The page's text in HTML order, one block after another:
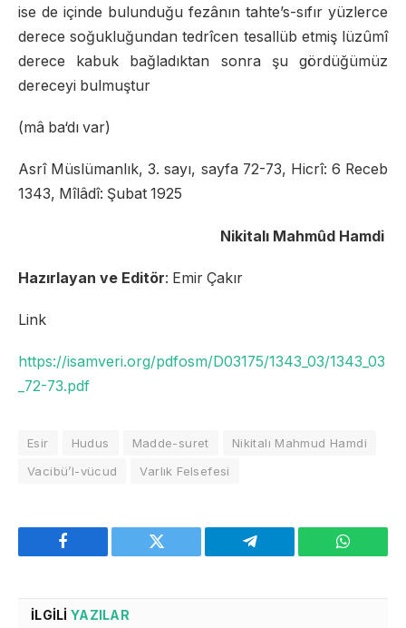
ise de içinde bulunduğu fezânın tahte’s-sıfır yüzlerce
derece soğukluğundan tedrîcen tesallüb etmiş lüzûmî
derece kabuk bağladıktan sonra şu gördüğümüz
dereceyi bulmuştur
(mâ ba‘dı var)
Asrî Müslümanlık, 3. sayı, sayfa 72-73, Hicrî: 6 Receb
1343, Mîlâdî: Şubat 1925
Nikitalı Mahmûd Hamdi
Hazırlayan ve Editör: Emir Çakır
Link
https://isamveri.org/pdfosm/D03175/1343_03/1343_03
_72-73.pdf
Esir Hudus Madde-suret
Nikitalı Mahmud Hamdi
Vacibü’l-vücud
Varlık Felsefesi
Facebook Twitter Telegram
İLGILI YAZILAR